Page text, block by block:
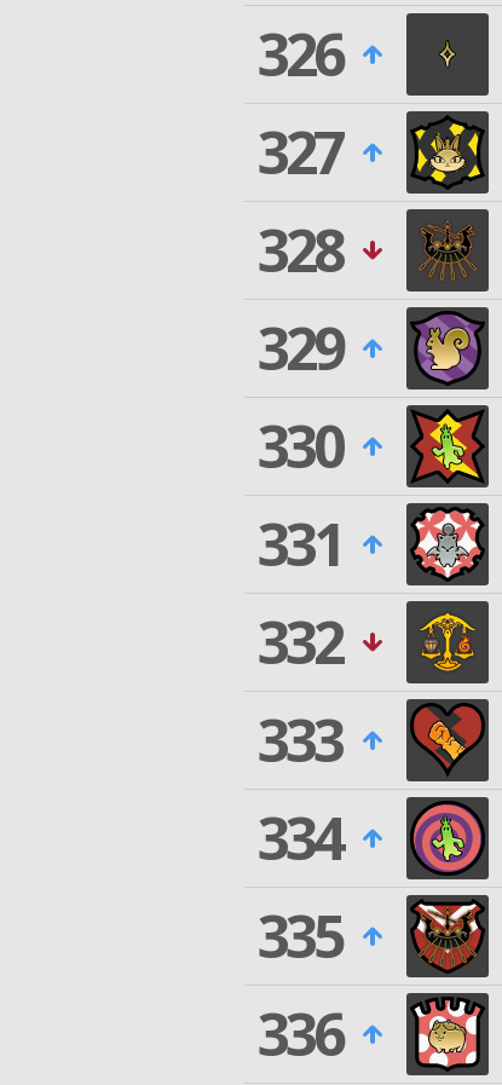
326
327
328
329
330
331
332
333
334
335
336